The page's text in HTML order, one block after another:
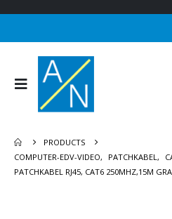
PRODUCTS
COMPUTER-EDV-VIDEO, PATCHKABEL,
PATCHKABEL RJ45, CAT6 250MHZ,15M